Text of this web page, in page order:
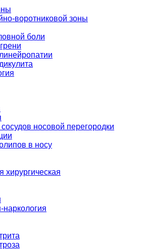
воротниковой зоны
боли
носовой перегородки
в носу
хирургическая
наркология